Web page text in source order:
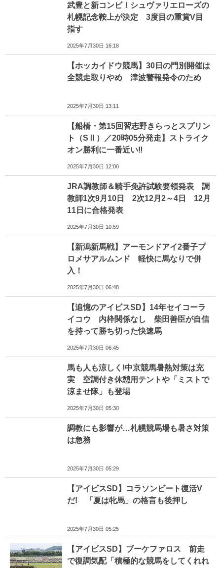
武豊と新コンビ！シュヴァリエローズの
札幌記念鞍上が決定 3度目の重賞V目
指す
2025年7月30日 16:18
【ホッカイドウ競馬】30日の門別開催は
全競走取りやめ 津波警報発令のため
2025年7月30日 13:11
【船橋・第15回習志野きらっとスプリン
ト（SⅡ）／20時05分発走】ストライク
オン勝利に一番近い‼
2025年7月30日 12:00
JRA調教師＆騎手免許試験要領発表 調
教師1次9月10日 2次12月2～4日 12月
11日に合格発表
2025年7月30日 10:59
【新潟新馬戦】アーモンドアイ2番子プ
ロメサアルムンド 軽快に馬なりで併
入！
2025年7月30日 06:48
【追憶のアイビスSD】14年セイコーラ
イコウ 内枠関係なし 柴田善臣が自信
を持って勝ち切った快速馬
2025年7月30日 06:45
馬も人も涼しく!中京競馬暑熱対策は充
実 空調付き休憩用テントや「ミストで
涼ませ隊」も登場
2025年7月30日 05:30
調教にも影響が…札幌競馬場も暑さ対策
は急務
2025年7月30日 05:29
【アイビスSD】コラソンビート復活V
だ! 「夏は牝馬」の格言も後押し
2025年7月30日 05:25
【アイビスSD】ブーケファロス 前走
で復調気配「積極的な競馬をしてくれれ